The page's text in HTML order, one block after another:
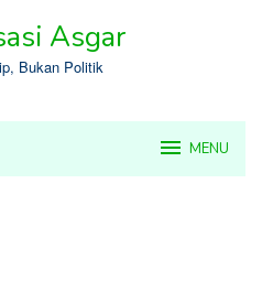
Asgar
Bukan Politik
MENU